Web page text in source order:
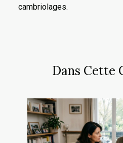
cambriolages.
Dans Cette